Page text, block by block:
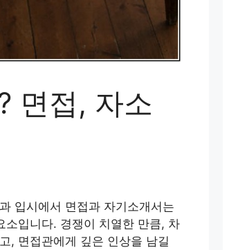
면접, 자소
입시에서 면접과 자기소개서는
소입니다. 경쟁이 치열한 만큼, 차
, 면접관에게 깊은 인상을 남길